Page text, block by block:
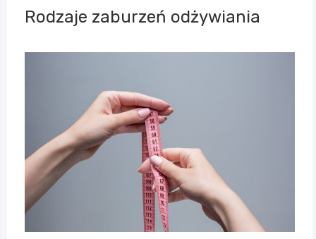
Rodzaje zaburzeń odżywiania